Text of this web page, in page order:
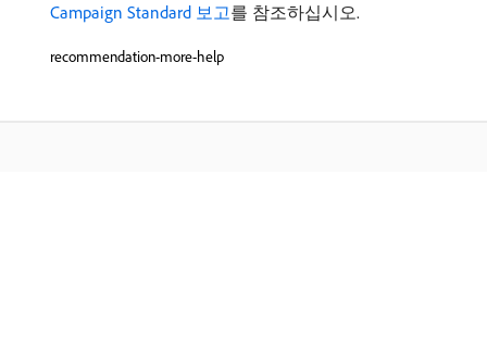
Campaign Standard 보고를 참조하십시오.
recommendation-more-help